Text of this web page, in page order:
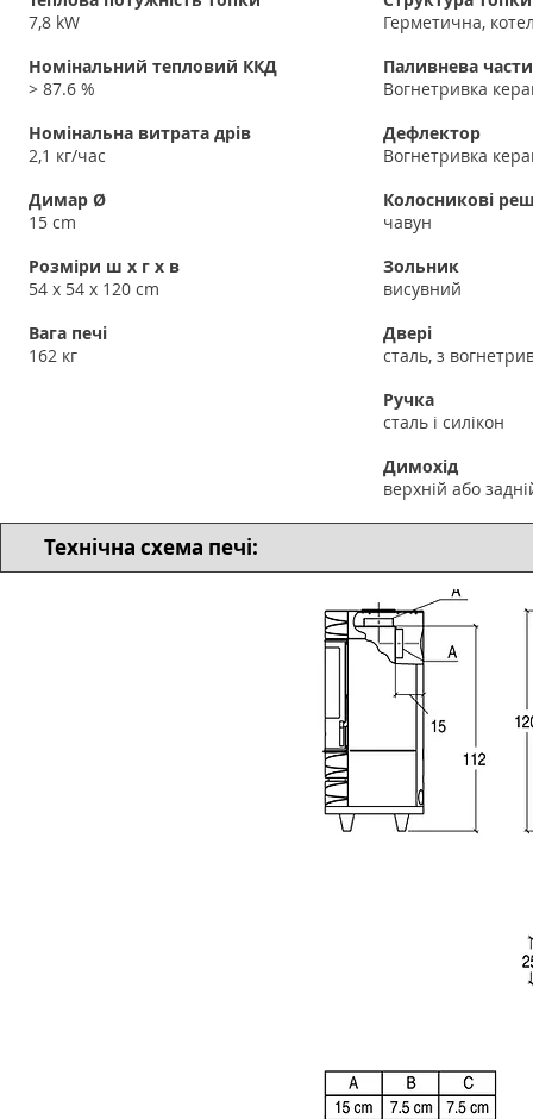
7,8 kW
Номінальний тепловий ККД
> 87.6 %
Номінальна витрата дрів
2,1 кг/час
Димар Ø
15 cm
Розміри ш x г x в
54 x 54 x 120 cm
Вага печі
162 кг
Герметична,
Паливнева
Вогнетривка
Дефлектор
Вогнетривка
Колосникові
чавун
Зольник
висувний
Двері
сталь, з
Ручка
сталь і силікон
Димохід
верхній або
Технічна схема печі: